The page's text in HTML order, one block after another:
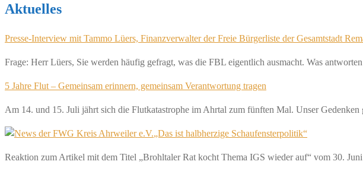
Aktuelles
Presse-Interview mit Tammo Lüers, Finanzverwalter der Freie Bürgerliste der Gesamtstadt
Frage: Herr Lüers, Sie werden häufig gefragt, was die FBL eigentlich ausmacht. Was
5 Jahre Flut – Gemeinsam erinnern, gemeinsam Verantwortung tragen
Am 14. und 15. Juli jährt sich die Flutkatastrophe im Ahrtal zum fünften Mal. Unser Gedenken
„Das ist halbherzige Schaufensterpolitik“
Reaktion zum Artikel mit dem Titel „Brohltaler Rat kocht Thema IGS wieder auf“ vom 30.